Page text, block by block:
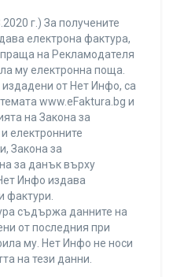
г.) За получените
електрона фактура,
на Рекламодателя
му електронна поща.
от Нет Инфо, са
www.eFaktura.bg и
на Закона за
електронните
Закона за
за данък върху
Инфо издава
фактури.
съдържа данните на
от последния при
му. Нет Инфо не носи
на тези данни.